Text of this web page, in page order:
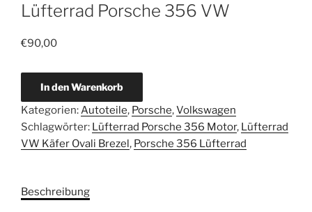
Lüfterrad Porsche 356 VW
€90,00
Lüfterrad
356
VW
Menge
In den Warenkorb
Kategorien:Autoteile, Porsche,Volkswagen
Schlagwörter: Lüfterrad Porsche 356 Motor, Lüfterrad
VW Käfer Ovali Brezel, Porsche 356 Lüfterrad
Beschreibung